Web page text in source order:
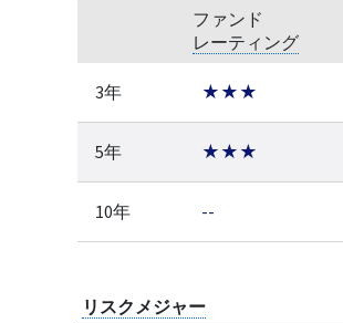
ファンド
レーティング
3年 ★★★
5年 ★★★
10年 --
リスクメジャー